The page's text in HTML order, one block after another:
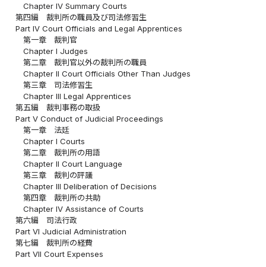
Chapter IV Summary Courts
第四編 裁判所の職員及び司法修習生
Part IV Court Officials and Legal Apprentices
第一章 裁判官
Chapter I Judges
第二章 裁判官以外の裁判所の職員
Chapter II Court Officials Other Than Judges
第三章 司法修習生
Chapter III Legal Apprentices
第五編 裁判事務の取扱
Part V Conduct of Judicial Proceedings
第一章 法廷
Chapter I Courts
第二章 裁判所の用語
Chapter II Court Language
第三章 裁判の評議
Chapter III Deliberation of Decisions
第四章 裁判所の共助
Chapter IV Assistance of Courts
第六編 司法行政
Part VI Judicial Administration
第七編 裁判所の経費
Part VII Court Expenses